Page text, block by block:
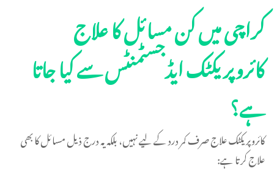
کراچی میں کن مسائل کا علاج
کائروپریکٹک ایڈجسٹمنٹس سے کیا جاتا
ہے؟
کائروپریکٹک علاج صرف کمر درد کے لیے نہیں، بلکہ یہ درج ذیل مسائل کا بھی
علاج کرتا ہے: